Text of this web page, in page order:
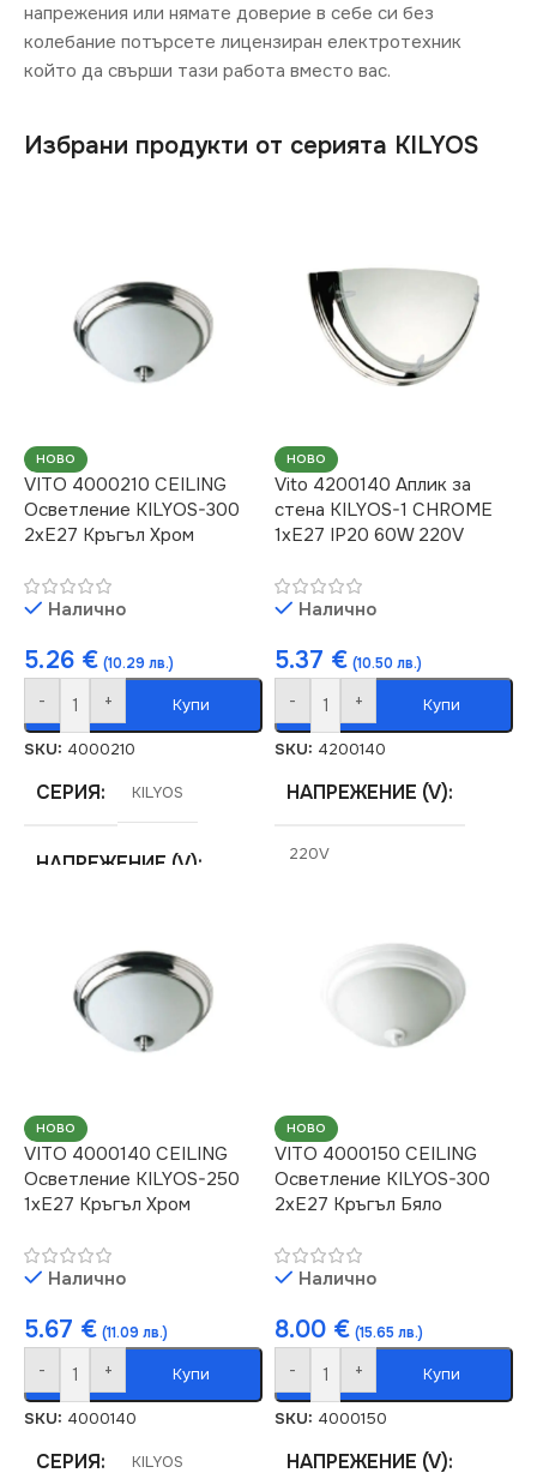
напрежения или нямате доверие в себе си без
колебание потърсете лицензиран електротехник
който да свърши тази работа вместо вас.
Избрани продукти от серията KILYOS
НОВО
VITO 4000210 CEILING
Осветление KILYOS-300
2xE27 Кръгъл Хром
Налично
5.26 € (10.29 лв.)
- + Купи
SKU: 4000210
СЕРИЯ KILYOS
НАПРЕЖЕНИЕ (V)
НАЧИН НА МОНТАЖ
Повърхностен
СТЕПЕН НА ЗАЩИТА
IP20
БРОЙ ФАСУНГИ
ВИД
ЦОКЪЛ
ЦВЯТ Хром
НОВО
Vito 4200140 Аплик за
стена KILYOS-1 CHROME
1xE27 IP20 60W 220V
Налично
5.37 € (10.50 лв.)
- + Купи
SKU: 4200140
НАПРЕЖЕНИЕ (V)
220V
Повърхностен
СТЕПЕН НА ЗАЩИТА
IP20
БРОЙ ФАСУНГИ
ВИД с Крушки
НОВО
VITO 4000140 CEILING
Осветление KILYOS-250
1xE27 Кръгъл Хром
Налично
5.67 € (11.09 лв.)
- + Купи
SKU: 4000140
СЕРИЯ KILYOS
НОВО
VITO 4000150 CEILING
Осветление KILYOS-300
2xE27 Кръгъл Бяло
Налично
8.00 € (15.65 лв.)
- + Купи
SKU: 4000150
НАПРЕЖЕНИЕ (V)